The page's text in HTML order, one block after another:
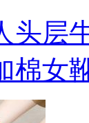
头层
棉女